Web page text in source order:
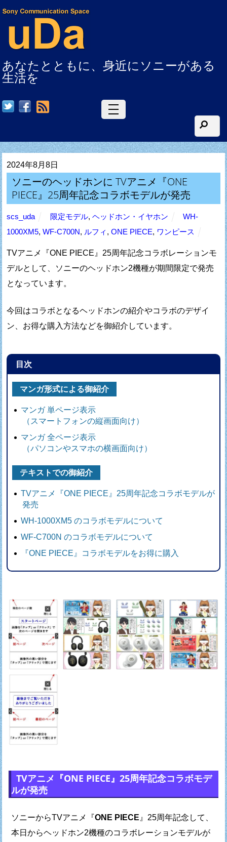
あなたとともに、身近にソニーがある
生活を
2024年8月8日
ソニーのヘッドホンに TVアニメ『ONE
PIECE』25周年記念コラボモデルが発売
scs_uda 限定モデル, ヘッドホン・イヤホン
WH-
1000XM5,WF-C700N, ルフィ ,ONE PIECE, ワンピース
TVアニメ『ONE PIECE』25周年記念コラボレーションモ
デルとして、
ソニーのヘッドホン2機種が期間限定で発売
となっています。
今回はコラボとなるヘッドホンの紹介やコラボのデザイ
ン、 お得な購入方法などを御紹介しています。
目次
マンガ形式による御紹介
マンガ 単ページ表示
（スマートフォンの縦画面向け）
マンガ 全ページ表示
（パソコンやスマホの横画面向け）
テキストでの御紹介
TVアニメ『ONE PIECE』25周年記念コラボモデルが
発売
WH-1000XM5 のコラボモデルについて
WF-C700N のコラボモデルについて
『ONE PIECE』コラボモデルをお得に購入
TVアニメ『ONE PIECE』25周年記念コラボモデ
ルが発売
ソニーからTVアニメ『ONE PIECE 』25周年記念して、
本日からヘッドホン2機種のコラボレーションモデルが